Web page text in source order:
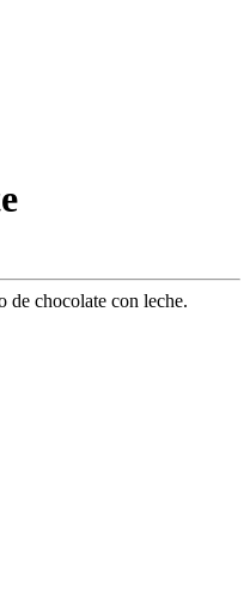
de chocolate con leche.